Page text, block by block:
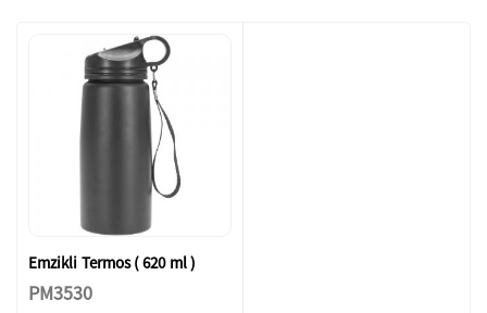
Emzikli Termos ( 620 ml )
PM3530